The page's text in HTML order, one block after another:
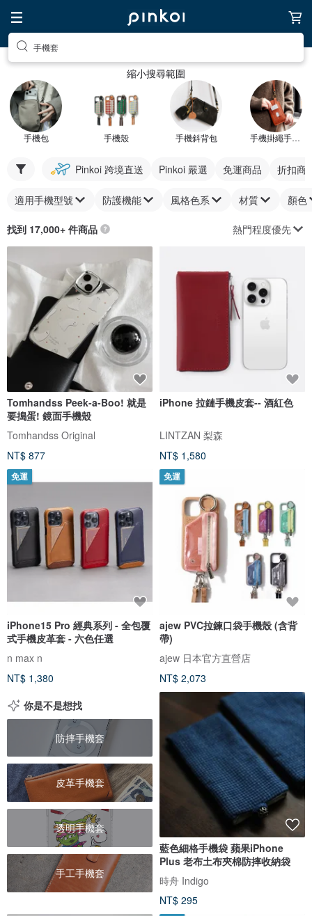
手機套
縮小搜尋範圍
手機包 手機殼 手機斜背包 手機掛繩手機套
Pinkoi 跨境直送 Pinkoi 嚴選 免運商品 折扣商
適用手機型號 防護機能 風格色系 材質 顏色
找到 17,000+ 件商品 熱門程度優先
Tomhandss Peek-a-Boo! 就是
要搗蛋! 鏡面手機殼
Tomhandss Original
NT$ 877
iPhone 拉鏈手機皮套-- 酒紅色
LINTZAN 梨森
NT$ 1,580
免運
iPhone15 Pro 經典系列 - 全包覆
式手機皮革套 - 六色任選
n max n
NT$ 1,380
免運
ajew PVC拉鍊口袋手機殼 (含背
帶)
ajew 日本官方直營店
NT$ 2,073
你是不是想找
防摔手機套
皮革手機套
透明手機套
手工手機套
藍色細格手機袋 蘋果iPhone
Plus 老布土布夾棉防摔收納袋
時舟 Indigo
NT$ 295